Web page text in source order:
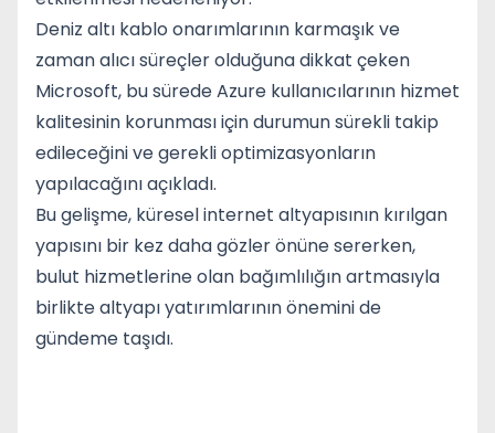
Deniz altı kablo onarımlarının karmaşık ve
zaman alıcı süreçler olduğuna dikkat çeken
Microsoft, bu sürede Azure kullanıcılarının hizmet
kalitesinin korunması için durumun sürekli takip
edileceğini ve gerekli optimizasyonların
yapılacağını açıkladı.
Bu gelişme, küresel internet altyapısının kırılgan
yapısını bir kez daha gözler önüne sererken,
bulut hizmetlerine olan bağımlılığın artmasıyla
birlikte altyapı yatırımlarının önemini de
gündeme taşıdı.